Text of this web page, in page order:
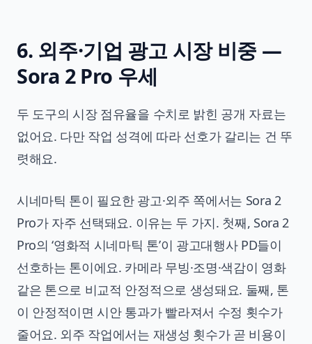
6. 외주·기업 광고 시장 비중 —
Sora 2 Pro 우세
두 도구의 시장 점유율을 수치로 밝힌 공개 자료는
없어요. 다만 작업 성격에 따라 선호가 갈리는 건 뚜
렷해요.
시네마틱 톤이 필요한 광고·외주 쪽에서는 Sora 2
Pro가 자주 선택돼요. 이유는 두 가지. 첫째, Sora 2
Pro의 ‘영화적 시네마틱 톤’이 광고대행사 PD들이
선호하는 톤이에요. 카메라 무빙·조명·색감이 영화
같은 톤으로 비교적 안정적으로 생성돼요. 둘째, 톤
이 안정적이면 시안 통과가 빨라져서 수정 횟수가
줄어요. 외주 작업에서는 재생성 횟수가 곧 비용이